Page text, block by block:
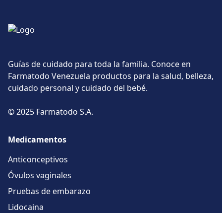
Guías de cuidado para toda la familia. Conoce en
Farmatodo Venezuela productos para la salud, belleza,
cuidado personal y cuidado del bebé.
© 2025 Farmatodo S.A.
Medicamentos
Anticonceptivos
Óvulos vaginales
Pruebas de embarazo
Lidocaina